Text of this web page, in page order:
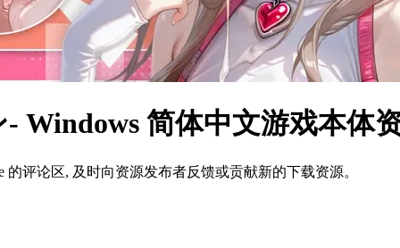
Windows 简体中文游戏本体
评论区, 及时向资源发布者反馈或贡献新的下载资源。